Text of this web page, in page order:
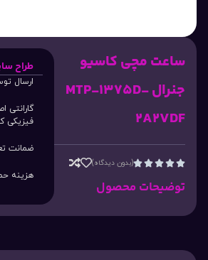
ساعت مچی کاسیو
جنرال MTP-1375D-
2A2VDF




(بدون دیدگاه)
توضیحات محصول
طراح
ارسال
گارانتی
فیزیکی
ضمانت
هزینه